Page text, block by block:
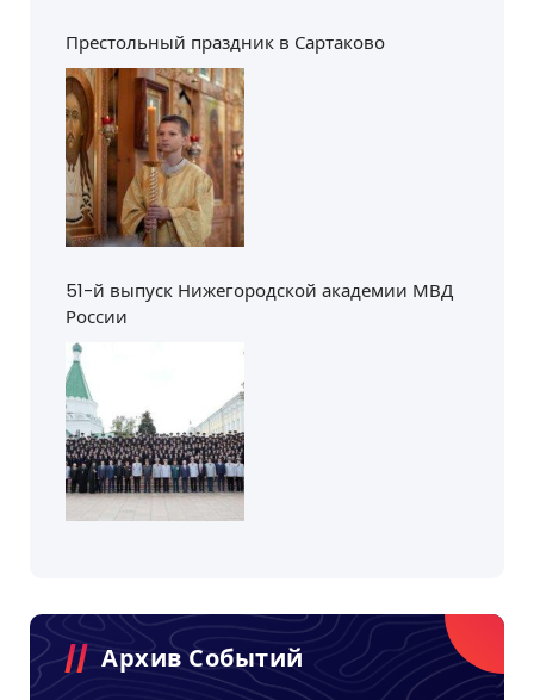
Престольный праздник в Сартаково
51-й выпуск Нижегородской академии МВД
России
Архив Событий